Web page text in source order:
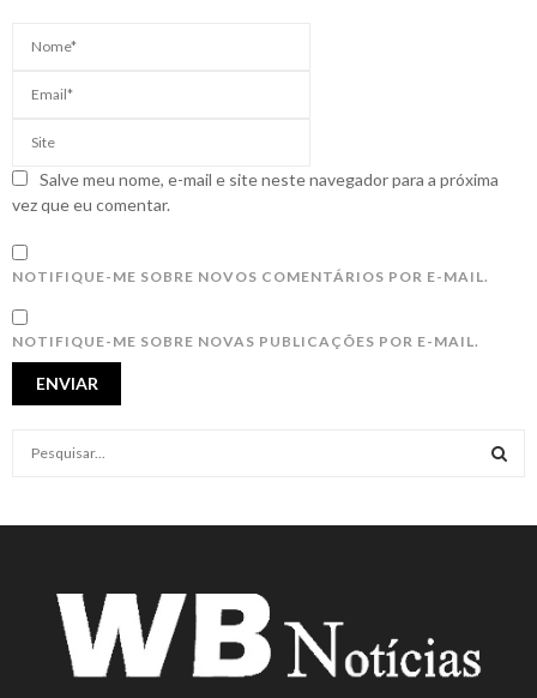
Salve meu nome, e-mail e site neste navegador para a próxima
vez que eu comentar.
NOTIFIQUE-ME SOBRE NOVOS COMENTÁRIOS POR E-MAIL.
NOTIFIQUE-ME SOBRE NOVAS PUBLICAÇÕES POR E-MAIL.